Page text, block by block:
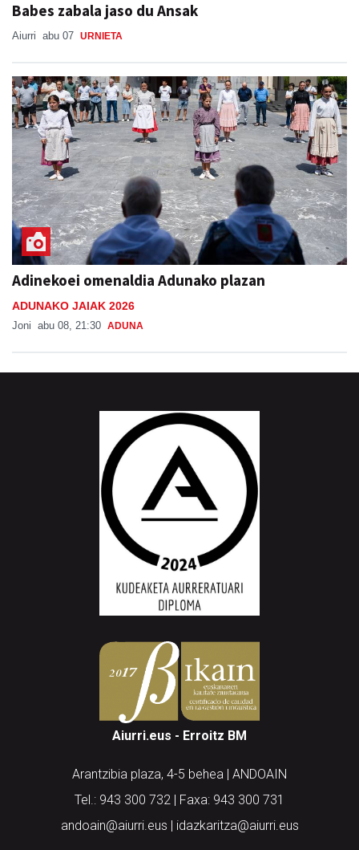
Babes zabala jaso du Ansak
Aiurri abu 07 URNIETA
Adinekoei omenaldia Adunako plazan
ADUNAKO JAIAK 2026
Joni abu 08, 21:30 ADUNA
Aiurri.eus - Erroitz BM
Arantzibia plaza, 4-5 behea | ANDOAIN
Tel.: 943 300 732 | Faxa: 943 300 731
andoain@aiurri.eus | idazkaritza@aiurri.eus